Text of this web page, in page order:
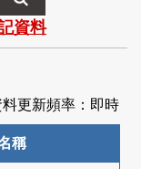
資料
料更新頻率：即時
稱